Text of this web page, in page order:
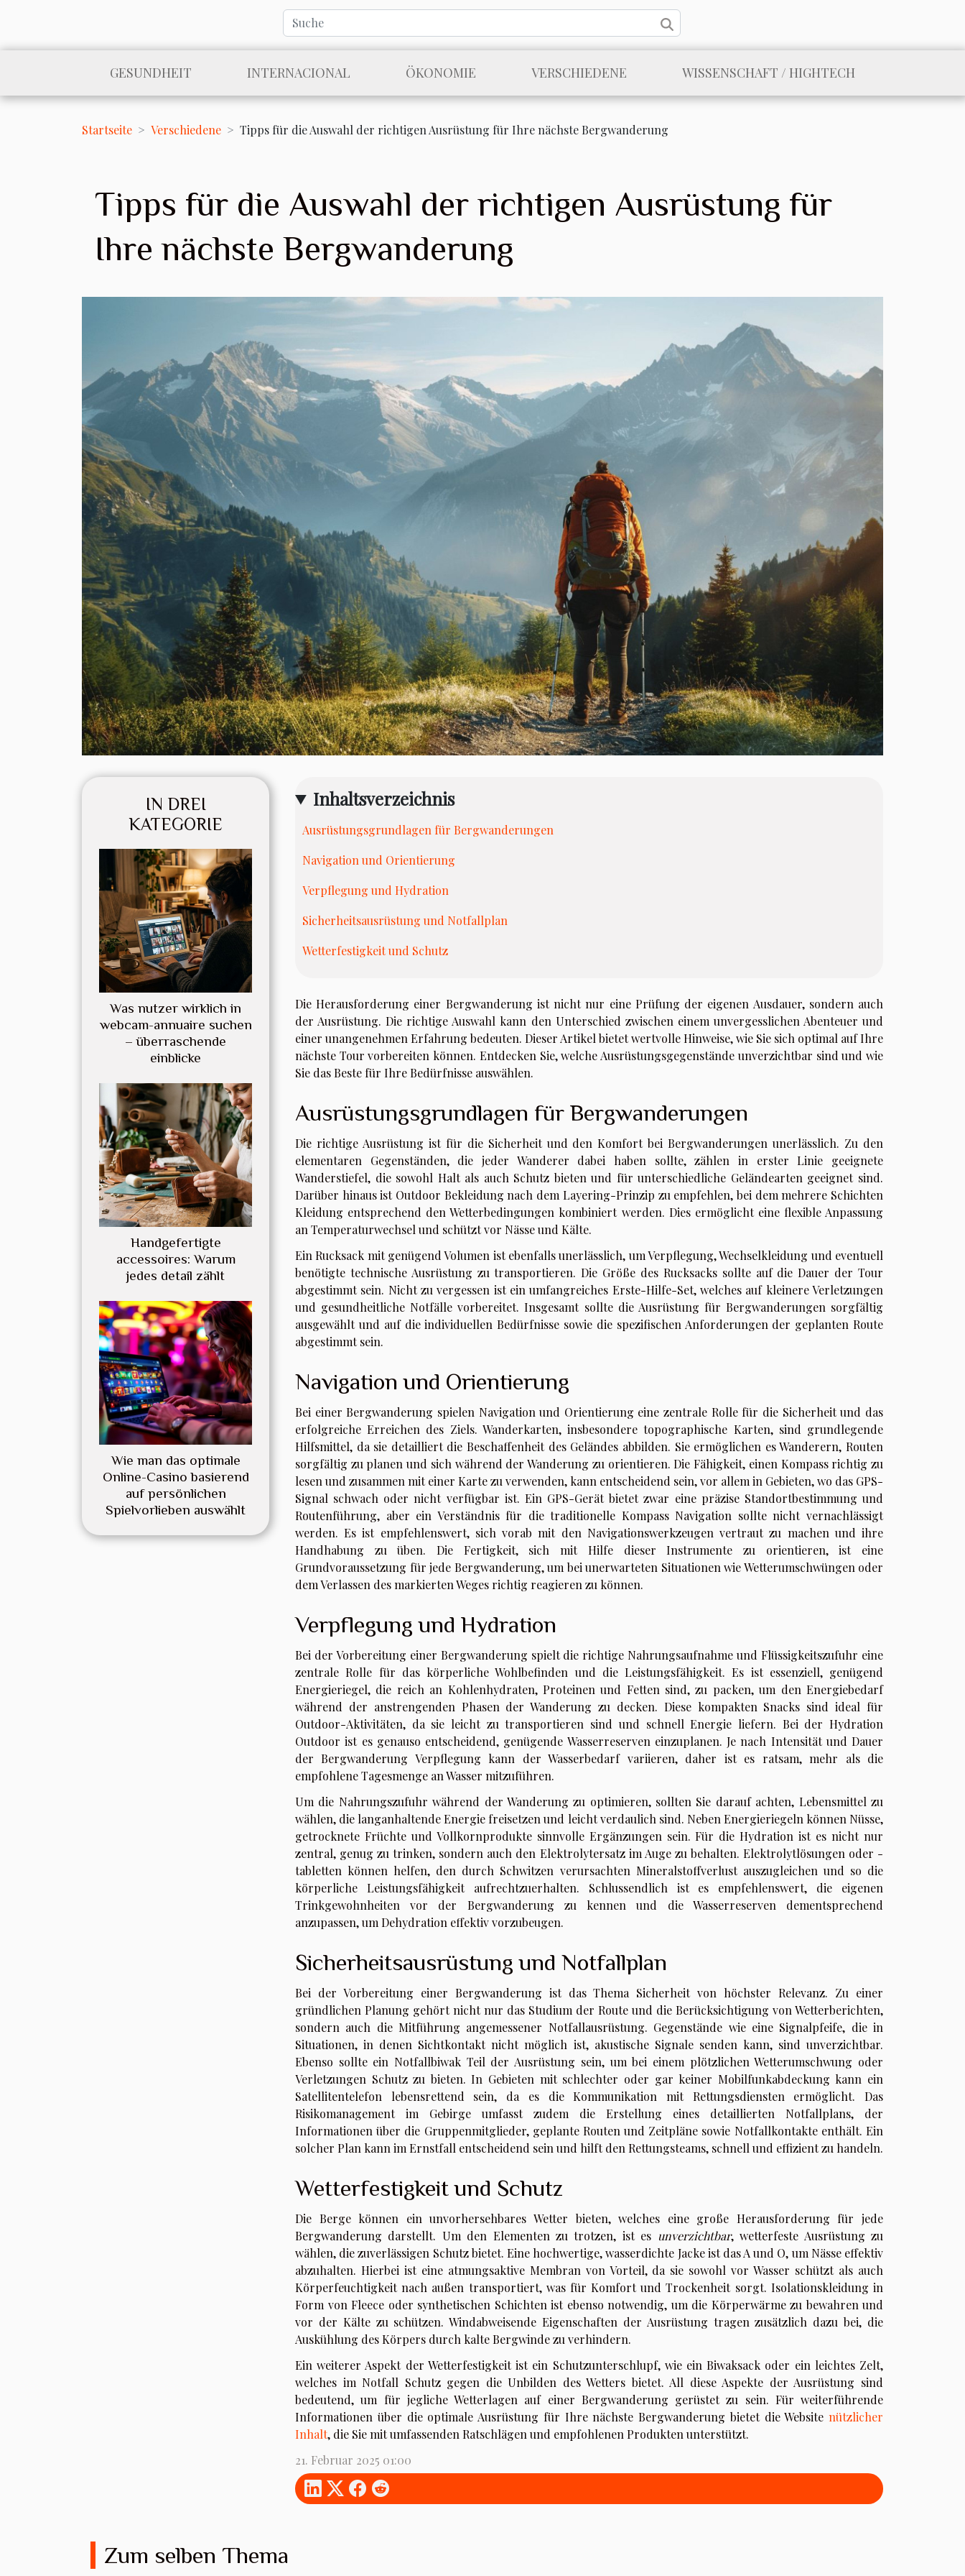
GESUNDHEIT INTERNACIONAL ÖKONOMIE VERSCHIEDENE WISSENSCHAFT / HIGHTECH
Startseite Verschiedene Tipps für die Auswahl der richtigen Ausrüstung für Ihre nächste Bergwanderung
Tipps für die Auswahl der richtigen Ausrüstung für
Ihre nächste Bergwanderung
IN DREI
KATEGORIE
Was nutzer wirklich in
webcam-annuaire suchen
– überraschende
einblicke
Handgefertigte
accessoires: Warum
jedes detail zählt
Wie man das optimale
Online-Casino basierend
auf persönlichen
Spielvorlieben auswählt
Inhaltsverzeichnis
Ausrüstungsgrundlagen für Bergwanderungen
Navigation und Orientierung
Verpflegung und Hydration
Sicherheitsausrüstung und Notfallplan
Wetterfestigkeit und Schutz
Die Herausforderung einer Bergwanderung ist nicht nur eine Prüfung der eigenen Ausdauer, sondern auch
der Ausrüstung. Die richtige Auswahl kann den Unterschied zwischen einem unvergesslichen Abenteuer und
einer unangenehmen Erfahrung bedeuten. Dieser Artikel bietet wertvolle Hinweise, wie Sie sich optimal auf Ihre
nächste Tour vorbereiten können. Entdecken Sie, welche Ausrüstungsgegenstände unverzichtbar sind und wie
Sie das Beste für Ihre Bedürfnisse auswählen.
Ausrüstungsgrundlagen für Bergwanderungen
Die richtige Ausrüstung ist für die Sicherheit und den Komfort bei Bergwanderungen unerlässlich. Zu den
elementaren Gegenständen, die jeder Wanderer dabei haben sollte, zählen in erster Linie geeignete
Wanderstiefel, die sowohl Halt als auch Schutz bieten und für unterschiedliche Geländearten geeignet sind.
Darüber hinaus ist Outdoor Bekleidung nach dem Layering-Prinzip zu empfehlen, bei dem mehrere Schichten
Kleidung entsprechend den Wetterbedingungen kombiniert werden. Dies ermöglicht eine flexible Anpassung
an Temperaturwechsel und schützt vor Nässe und Kälte.
Ein Rucksack mit genügend Volumen ist ebenfalls unerlässlich, um Verpflegung, Wechselkleidung und eventuell
benötigte technische Ausrüstung zu transportieren. Die Größe des Rucksacks sollte auf die Dauer der Tour
abgestimmt sein. Nicht zu vergessen ist ein umfangreiches Erste-Hilfe-Set, welches auf kleinere Verletzungen
und gesundheitliche Notfälle vorbereitet. Insgesamt sollte die Ausrüstung für Bergwanderungen sorgfältig
ausgewählt und auf die individuellen Bedürfnisse sowie die spezifischen Anforderungen der geplanten Route
abgestimmt sein.
Navigation und Orientierung
Bei einer Bergwanderung spielen Navigation und Orientierung eine zentrale Rolle für die Sicherheit und das
erfolgreiche Erreichen des Ziels. Wanderkarten, insbesondere topographische Karten, sind grundlegende
Hilfsmittel, da sie detailliert die Beschaffenheit des Geländes abbilden. Sie ermöglichen es Wanderern, Routen
sorgfältig zu planen und sich während der Wanderung zu orientieren. Die Fähigkeit, einen Kompass richtig zu
lesen und zusammen mit einer Karte zu verwenden, kann entscheidend sein, vor allem in Gebieten, wo das GPS-
Signal schwach oder nicht verfügbar ist. Ein GPS-Gerät bietet zwar eine präzise Standortbestimmung und
Routenführung, aber ein Verständnis für die traditionelle Kompass Navigation sollte nicht vernachlässigt
werden. Es ist empfehlenswert, sich vorab mit den Navigationswerkzeugen vertraut zu machen und ihre
Handhabung zu üben. Die Fertigkeit, sich mit Hilfe dieser Instrumente zu orientieren, ist eine
Grundvoraussetzung für jede Bergwanderung, um bei unerwarteten Situationen wie Wetterumschwüngen oder
dem Verlassen des markierten Weges richtig reagieren zu können.
Verpflegung und Hydration
Bei der Vorbereitung einer Bergwanderung spielt die richtige Nahrungsaufnahme und Flüssigkeitszufuhr eine
zentrale Rolle für das körperliche Wohlbefinden und die Leistungsfähigkeit. Es ist essenziell, genügend
Energieriegel, die reich an Kohlenhydraten, Proteinen und Fetten sind, zu packen, um den Energiebedarf
während der anstrengenden Phasen der Wanderung zu decken. Diese kompakten Snacks sind ideal für
Outdoor-Aktivitäten, da sie leicht zu transportieren sind und schnell Energie liefern. Bei der Hydration
Outdoor ist es genauso entscheidend, genügende Wasserreserven einzuplanen. Je nach Intensität und Dauer
der Bergwanderung Verpflegung kann der Wasserbedarf variieren, daher ist es ratsam, mehr als die
empfohlene Tagesmenge an Wasser mitzuführen.
Um die Nahrungszufuhr während der Wanderung zu optimieren, sollten Sie darauf achten, Lebensmittel zu
wählen, die langanhaltende Energie freisetzen und leicht verdaulich sind. Neben Energieriegeln können Nüsse,
getrocknete Früchte und Vollkornprodukte sinnvolle Ergänzungen sein. Für die Hydration ist es nicht nur
zentral, genug zu trinken, sondern auch den Elektrolytersatz im Auge zu behalten. Elektrolytlösungen oder -
tabletten können helfen, den durch Schwitzen verursachten Mineralstoffverlust auszugleichen und so die
körperliche Leistungsfähigkeit aufrechtzuerhalten. Schlussendlich ist es empfehlenswert, die eigenen
Trinkgewohnheiten vor der Bergwanderung zu kennen und die Wasserreserven dementsprechend
anzupassen, um Dehydration effektiv vorzubeugen.
Sicherheitsausrüstung und Notfallplan
Bei der Vorbereitung einer Bergwanderung ist das Thema Sicherheit von höchster Relevanz. Zu einer
gründlichen Planung gehört nicht nur das Studium der Route und die Berücksichtigung von Wetterberichten,
sondern auch die Mitführung angemessener Notfallausrüstung. Gegenstände wie eine Signalpfeife, die in
Situationen, in denen Sichtkontakt nicht möglich ist, akustische Signale senden kann, sind unverzichtbar.
Ebenso sollte ein Notfallbiwak Teil der Ausrüstung sein, um bei einem plötzlichen Wetterumschwung oder
Verletzungen Schutz zu bieten. In Gebieten mit schlechter oder gar keiner Mobilfunkabdeckung kann ein
Satellitentelefon lebensrettend sein, da es die Kommunikation mit Rettungsdiensten ermöglicht. Das
Risikomanagement im Gebirge umfasst zudem die Erstellung eines detaillierten Notfallplans, der
Informationen über die Gruppenmitglieder, geplante Routen und Zeitpläne sowie Notfallkontakte enthält. Ein
solcher Plan kann im Ernstfall entscheidend sein und hilft den Rettungsteams, schnell und effizient zu handeln.
Wetterfestigkeit und Schutz
Die Berge können ein unvorhersehbares Wetter bieten, welches eine große Herausforderung für jede
Bergwanderung darstellt. Um den Elementen zu trotzen, ist es unverzichtbar, wetterfeste Ausrüstung zu
wählen, die zuverlässigen Schutz bietet. Eine hochwertige, wasserdichte Jacke ist das A und O, um Nässe effektiv
abzuhalten. Hierbei ist eine atmungsaktive Membran von Vorteil, da sie sowohl vor Wasser schützt als auch
Körperfeuchtigkeit nach außen transportiert, was für Komfort und Trockenheit sorgt. Isolationskleidung in
Form von Fleece oder synthetischen Schichten ist ebenso notwendig, um die Körperwärme zu bewahren und
vor der Kälte zu schützen. Windabweisende Eigenschaften der Ausrüstung tragen zusätzlich dazu bei, die
Auskühlung des Körpers durch kalte Bergwinde zu verhindern.
Ein weiterer Aspekt der Wetterfestigkeit ist ein Schutzunterschlupf, wie ein Biwaksack oder ein leichtes Zelt,
welches im Notfall Schutz gegen die Unbilden des Wetters bietet. All diese Aspekte der Ausrüstung sind
bedeutend, um für jegliche Wetterlagen auf einer Bergwanderung gerüstet zu sein. Für weiterführende
Informationen über die optimale Ausrüstung für Ihre nächste Bergwanderung bietet die Website nützlicher
Inhalt, die Sie mit umfassenden Ratschlägen und empfohlenen Produkten unterstützt.
21. Februar 2025 01:00
Zum selben Thema